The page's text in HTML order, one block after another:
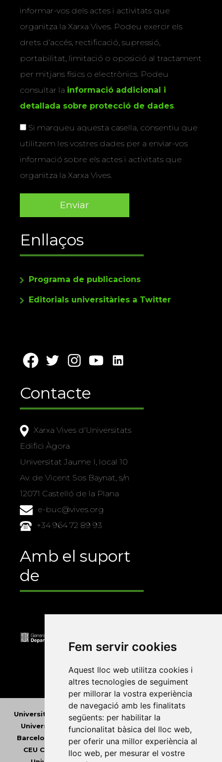
Fem servir cookies
Aquest lloc web utilitza cookies i
altres tecnologies de seguiment
per millorar la vostra experiència
de navegació amb les finalitats
següents: per habilitar la
funcionalitat bàsica del lloc web,
per oferir una millor experiència al
lloc web, per mesurar el vostre
informar-vos dels actes i activitats que
organitza la Xarxa Vives. Podeu exercir els
drets d’accés, rectificació, supressió,
portabilitat, limitació o oposició al tractament
per mitjans físics o electrònics. Podeu
consultar la informació addicional i
detallada sobre protecció de dades.
Si marqueu aquesta casella, consentiu que
utilitzem les vostres dades per a enviar-vos
informació sobre els actes i activitats que
organitza la Xarxa Vives.
Enllaços
Programa de publicacions
Editorials universitàries a Twitter
Contacte
Xarxa Vives d'Universitats
Edifici Àgora
Universitat Jaume I, local 10
Av. de Vicent Sos Baynat, s/n
12071 Castelló de la Plana
e-buc@vives.org
+34 964 72 89 93
Amb el suport
de
Universitat Abat Oliba CEU •Universitat d'Alacant
Universitat d'Andorra
•
Universitat Autònoma de
Barcelona
Universitat de Barcelona
Universitat
CEU Cardenal Herrera
Universitat de Girona